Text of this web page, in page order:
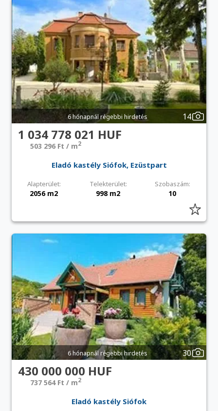
6 hónapnál régebbi hirdetés 14
1 034 778 021 HUF
503 296 Ft / m2
Eladó kastély Siófok, Ezüstpart
Alapterület: Telekterület: Szobaszám:
2056 m2 998 m2 10
6 hónapnál régebbi hirdetés 30
430 000 000 HUF
737 564 Ft / m2
Eladó kastély Siófok